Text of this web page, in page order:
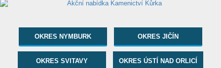
OKRES NYMBURK OKRES JIČÍN
OKRES SVITAVY OKRES ÚSTÍ NAD ORLICÍ